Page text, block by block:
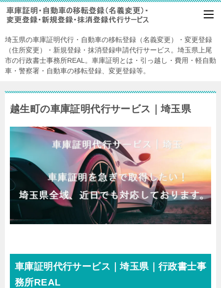
埼玉県の車庫証明代行・自動車の移転登録（名義変更）・変更登録
（住所変更）・新規登録・抹消登録申請代行サービス。埼玉県上尾
市の行政書士事務所REAL。車庫証明とは・引っ越し・費用・軽自動
車・警察署・自動車の移転登録、変更登録等。
越生町の車庫証明代行サービス｜埼玉県
車庫証明代行サービス｜埼玉県｜行政書士事
務所REAL